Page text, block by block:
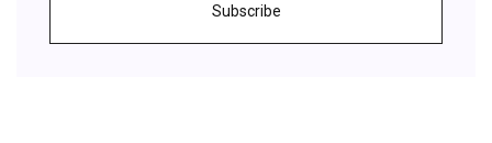
Subscribe